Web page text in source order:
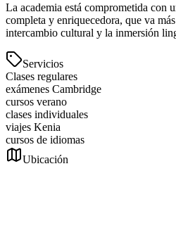
La academia está comprometida con
completa y enriquecedora, que va
intercambio cultural y la inmersión
Servicios
Clases regulares
exámenes Cambridge
cursos verano
clases individuales
viajes Kenia
cursos de idiomas
Ubicación